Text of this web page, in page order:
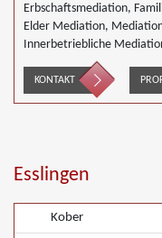
Erbschaftsmediation,
Elder Mediation,
Innerbetriebliche
Generationskonflikten,
bei Team- und
KONTAKT
Esslingen
Kober